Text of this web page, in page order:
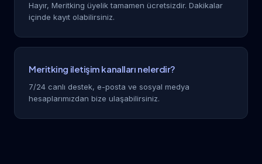
Hayır, Meritking üyelik tamamen ücretsizdir. Dakikalar
içinde kayıt olabilirsiniz.
Meritking iletişim kanalları nelerdir?
7/24 canlı destek, e-posta ve sosyal medya
hesaplarımızdan bize ulaşabilirsiniz.